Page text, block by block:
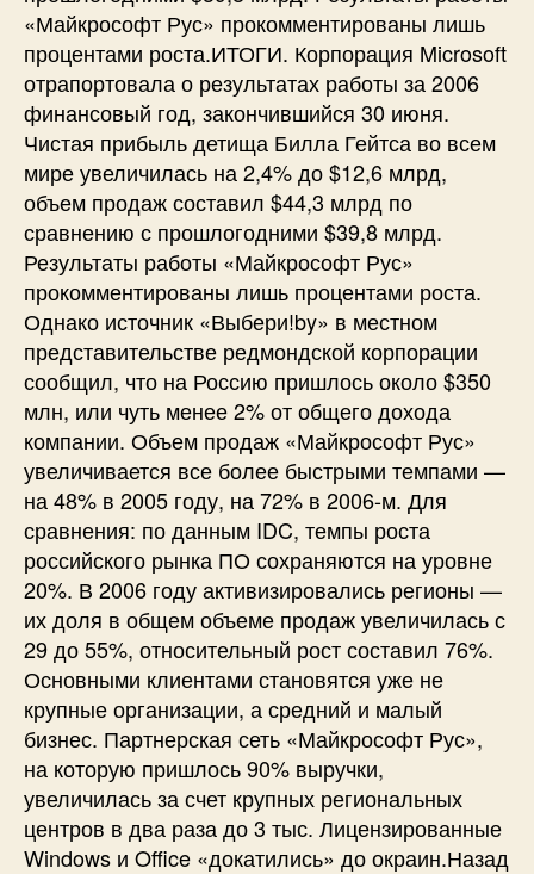
«Майкрософт Рус» прокомментированы лишь
процентами роста.ИТОГИ. Корпорация Microsoft
отрапортовала о результатах работы за 2006
финансовый год, закончившийся 30 июня.
Чистая прибыль детища Билла Гейтса во всем
мире увеличилась на 2,4% до $12,6 млрд,
объем продаж составил $44,3 млрд по
сравнению с прошлогодними $39,8 млрд.
Результаты работы «Майкрософт Рус»
прокомментированы лишь процентами роста.
Однако источник «Выбери!by» в местном
представительстве редмондской корпорации
сообщил, что на Россию пришлось около $350
млн, или чуть менее 2% от общего дохода
компании. Объем продаж «Майкрософт Рус»
увеличивается все более быстрыми темпами —
на 48% в 2005 году, на 72% в 2006-м. Для
сравнения: по данным IDC, темпы роста
российского рынка ПО сохраняются на уровне
20%. В 2006 году активизировались регионы —
их доля в общем объеме продаж увеличилась с
29 до 55%, относительный рост составил 76%.
Основными клиентами становятся уже не
крупные организации, а средний и малый
бизнес. Партнерская сеть «Майкрософт Рус»,
на которую пришлось 90% выручки,
увеличилась за счет крупных региональных
центров в два раза до 3 тыс. Лицензированные
Windows и Office «докатились» до окраин.Назад